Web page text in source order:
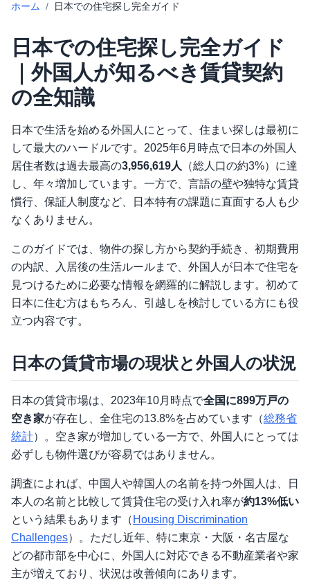
ホーム / 日本での住宅探し完全ガイド
日本での住宅探し完全ガイド
｜外国人が知るべき賃貸契約
の全知識
日本で生活を始める外国人にとって、住まい探しは最初に
して最大のハードルです。2025年6月時点で日本の外国人
居住者数は過去最高の3,956,619人
（総人口の約3%）に達
し、年々増加しています。一方で、言語の壁や独特な賃貸
慣行、保証人制度など、日本特有の課題に直面する人も少
なくありません。
このガイドでは、物件の探し方から契約手続き、初期費用
の内訳、入居後の生活ルールまで、外国人が日本で住宅を
見つけるために必要な情報を網羅的に解説します。初めて
日本に住む方はもちろん、引越しを検討している方にも役
立つ内容です。
日本の賃貸市場の現状と外国人の状況
日本の賃貸市場は、2023年10月時点で全国に899万戸の
空き家が存在し、全住宅の13.8%を占めています（総務省
統計）。空き家が増加している一方で、外国人にとっては
必ずしも物件選びが容易ではありません。
調査によれば、中国人や韓国人の名前を持つ外国人は、日
本人の名前と比較して賃貸住宅の受け入れ率が約13%低い
という結果もあります（ Housing Discrimination
Challenges）。ただし近年、特に東京・大阪・名古屋な
どの都市部を中心に、外国人に対応できる不動産業者や家
主が増えており、状況は改善傾向にあります。